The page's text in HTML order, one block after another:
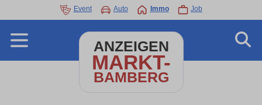
Event Auto Immo Job
ANZEIGEN
MARKT-
BAMBERG